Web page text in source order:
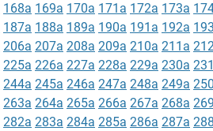
168a 169a 170a 171a 172a 173a
187a 188a 189a 190a 191a 192a
206a 207a 208a 209a 210a 211a
225a 226a 227a 228a 229a 230a
244a 245a 246a 247a 248a 249a
263a 264a 265a 266a 267a 268a
282a 283a 284a 285a 286a 287a